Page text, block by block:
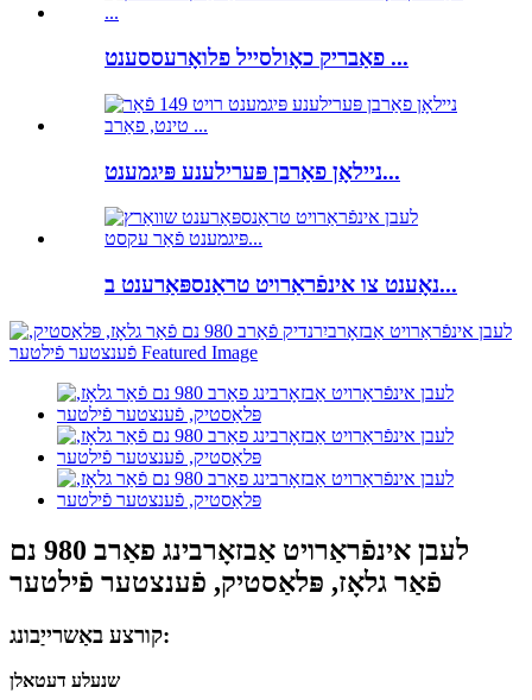
פאַבריק כאָולסייל פלואָרעססענט ...
ניילאָן פאַרבן פּערילענע פּיגמענט...
נאָענט צו אינפֿראַרויט טראַנספּאַרענט ב...
לעבן אינפֿראַרויט אַבזאָרבינג פאַרב 980 נם
פֿאַר גלאָז, פּלאַסטיק, פֿענצטער פֿילטער
קורצע באַשרייַבונג:
שנעלע דעטאלן